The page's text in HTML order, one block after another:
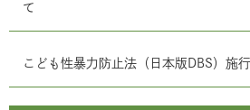
て
こども性暴力防止法（日本版DBS）施